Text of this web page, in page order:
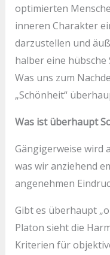
optimierten
inneren Charakter
darzustellen und
halber eine
Was uns zum
„Schönheit“
Was ist überhaupt
Gängigerweise wird
was wir anziehend
angenehmen
Gibt es überhaupt
Platon sieht die
Kriterien für